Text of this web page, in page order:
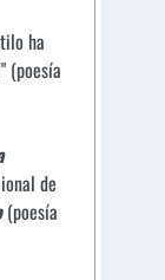
ha
(poesía
de
(poesía